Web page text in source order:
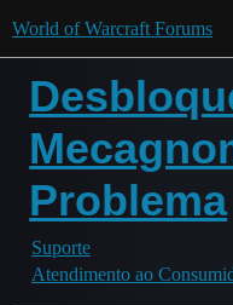
World of Warcraft Forums
Problema
Suporte
Atendimento ao